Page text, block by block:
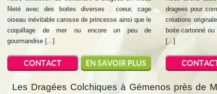
fileté avec des boites diverses : coeur, cage
oiseau inévitable carosse de princesse ainsi que le
coquillage de mer ou encore un peu de
gourmandise [...]
CONTACT EN SAVOIR PLUS
dragees pour
créations
boite cartonné
[...]
Les Dragées Colchiques à Gémenos près de